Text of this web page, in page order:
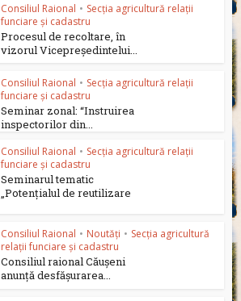
Consiliul Raional • Secția agricultură relații
funciare și cadastru
Procesul de recoltare, în
vizorul Vicepreședintelui...
Consiliul Raional • Secția agricultură relații
funciare și cadastru
Seminar zonal: “Instruirea
inspectorilor din...
Consiliul Raional • Secția agricultură relații
funciare și cadastru
Seminarul tematic
„Potențialul de reutilizare
Consiliul Raional • Noutăți • Secția agricultură
relații funciare și cadastru
Consiliul raional Căușeni
anunță desfășurarea...